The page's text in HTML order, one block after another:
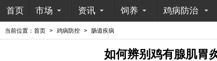
首页 市场 资讯 饲养 鸡病防治
当前位置： 首页 > 鸡病防控 > 肠道疾病
如何辨别鸡有腺肌胃